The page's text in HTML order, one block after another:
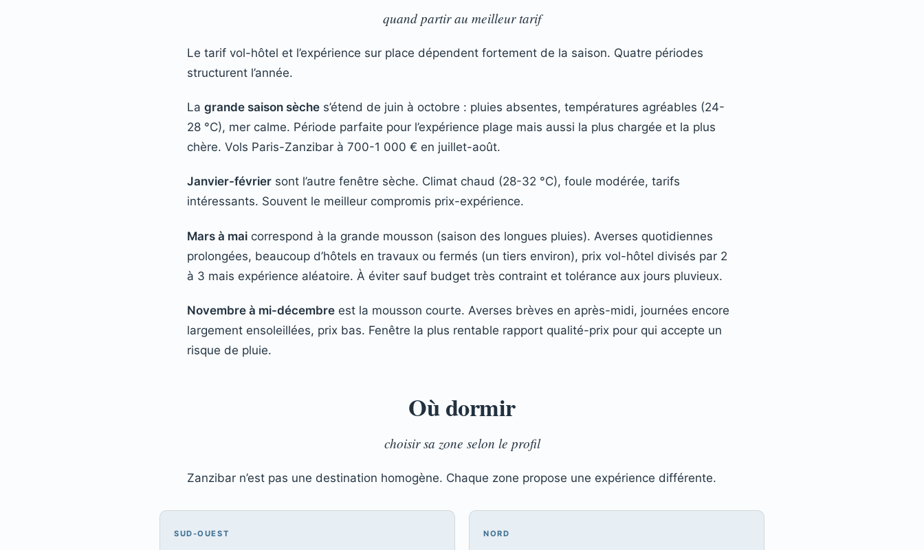
quand partir au meilleur tarif
Le tarif vol-hôtel et l’expérience sur place dépendent fortement de la saison. Quatre périodes
structurent l’année.
La grande saison sèche s’étend de juin à octobre : pluies absentes, températures agréables (24-
28 °C), mer calme. Période parfaite pour l’expérience plage mais aussi la plus chargée et la plus
chère. Vols Paris-Zanzibar à 700-1 000 € en juillet-août.
Janvier-février sont l’autre fenêtre sèche. Climat chaud (28-32 °C), foule modérée, tarifs
intéressants. Souvent le meilleur compromis prix-expérience.
Mars à mai correspond à la grande mousson (saison des longues pluies). Averses quotidiennes
prolongées, beaucoup d’hôtels en travaux ou fermés (un tiers environ), prix vol-hôtel divisés par 2
à 3 mais expérience aléatoire. À éviter sauf budget très contraint et tolérance aux jours pluvieux.
Novembre à mi-décembre est la mousson courte. Averses brèves en après-midi, journées encore
largement ensoleillées, prix bas. Fenêtre la plus rentable rapport qualité-prix pour qui accepte un
risque de pluie.
Où dormir
choisir sa zone selon le profil
Zanzibar n’est pas une destination homogène. Chaque zone propose une expérience différente.
SUD-OUEST NORD